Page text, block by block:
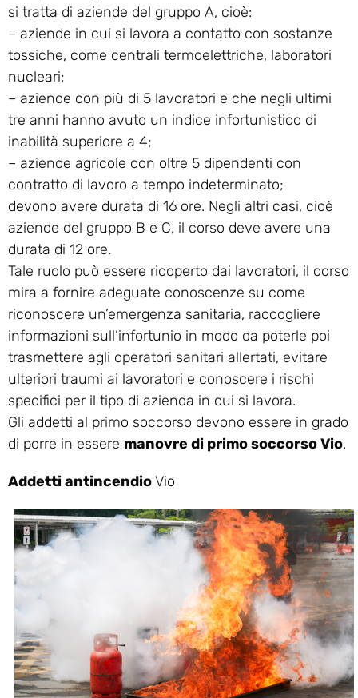
si tratta di aziende del gruppo A, cioè:
– aziende in cui si lavora a contatto con sostanze
tossiche, come centrali termoelettriche, laboratori
nucleari;
– aziende con più di 5 lavoratori e che negli ultimi
tre anni hanno avuto un indice infortunistico di
inabilità superiore a 4;
– aziende agricole con oltre 5 dipendenti con
contratto di lavoro a tempo indeterminato;
devono avere durata di 16 ore. Negli altri casi, cioè
aziende del gruppo B e C, il corso deve avere una
durata di 12 ore.
Tale ruolo può essere ricoperto dai lavoratori, il corso
mira a fornire adeguate conoscenze su come
riconoscere un’emergenza sanitaria, raccogliere
informazioni sull’infortunio in modo da poterle poi
trasmettere agli operatori sanitari allertati, evitare
ulteriori traumi ai lavoratori e conoscere i rischi
specifici per il tipo di azienda in cui si lavora.
Gli addetti al primo soccorso devono essere in grado
di porre in essere manovre di primo soccorso Vio.
Addetti antincendioVio